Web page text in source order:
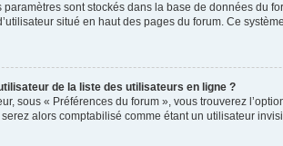
sont stockés dans la base de données du
situé en haut des pages du forum. Ce
de la liste des utilisateurs en ligne ?
sous « Préférences du forum », vous trouverez
alors comptabilisé comme étant un utilisateur